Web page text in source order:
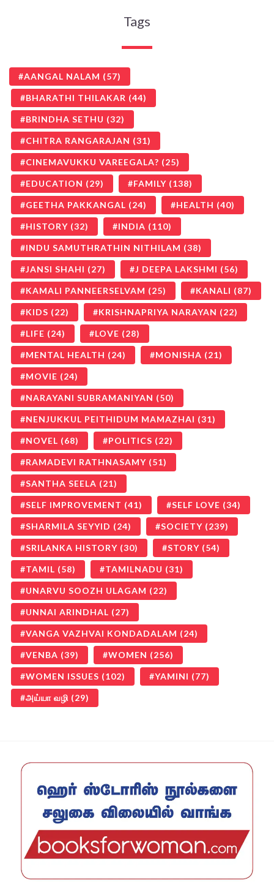
Tags
AANGAL NALAM (57)
BHARATHI THILAKAR (44)
BRINDHA SETHU (32)
CHITRA RANGARAJAN (31)
CINEMAVUKKU VAREEGALA? (25)
EDUCATION (29) FAMILY (138)
GEETHA PAKKANGAL (24) HEALTH (40)
HISTORY (32) INDIA (110)
INDU SAMUTHRATHIN NITHILAM (38)
JANSI SHAHI (27) J DEEPA LAKSHMI (56)
KAMALI PANNEERSELVAM (25) KANALI (87)
KIDS (22) KRISHNAPRIYA NARAYAN (22)
LIFE (24) LOVE (28)
MENTAL HEALTH (24) MONISHA (21)
MOVIE (24)
NARAYANI SUBRAMANIYAN (50)
NENJUKKUL PEITHIDUM MAMAZHAI (31)
NOVEL (68) POLITICS (22)
RAMADEVI RATHNASAMY (51)
SANTHA SEELA (21)
SELF IMPROVEMENT (41) SELF LOVE (34)
SHARMILA SEYYID (24) SOCIETY (239)
SRILANKA HISTORY (30) STORY (54)
TAMIL (58) TAMILNADU (31)
UNARVU SOOZH ULAGAM (22)
UNNAI ARINDHAL (27)
VANGA VAZHVAI KONDADALAM (24)
VENBA (39) WOMEN (256)
WOMEN ISSUES (102) YAMINI (77)
அய்யா வழி (29)